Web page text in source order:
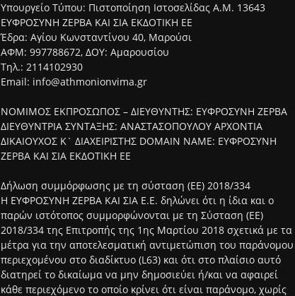
Υπουργείο Τύπου: Πιστοποίηση Ιστοσελίδας Α.Μ. 13643
ΕΥΦΡΟΣΥΝΗ ΖΕΡΒΑ ΚΑΙ ΣΙΑ ΕΚΔΟΤΙΚΗ ΕΕ
Έδρα: Αγίου Κωνσταντίνου 40, Μαρούσι
ΑΦΜ: 997788672, ΔΟΥ: Αμαρουσίου
Τηλ.: 2114102930
Email: info@athmonionvima.gr
ΝΟΜΙΜΟΣ ΕΚΠΡΟΣΩΠΟΣ – ΔΙΕΥΘΥΝΤΗΣ: ΕΥΦΡΟΣΥΝΗ ΖΕΡΒΑ
ΔΙΕΥΘΥΝΤΡΙΑ ΣΥΝΤΑΞΗΣ: ΑΝΑΣΤΑΣΟΠΟΥΛΟΥ ΑΡΧΟΝΤΙΑ
ΔΙΚΑΙΟΥΧΟΣ Κ` ΔΙΑΧΕΙΡΙΣΤΗΣ DOMAIN NAME: ΕΥΦΡΟΣΥΝΗ
ΖΕΡΒΑ ΚΑΙ ΣΙΑ ΕΚΔΟΤΙΚΗ ΕΕ
Δήλωση συμμόρφωσης με τη σύσταση (ΕΕ) 2018/334
Η ΕΥΦΡΟΣΥΝΗ ΖΕΡΒΑ ΚΑΙ ΣΙΑ Ε.Ε. δηλώνει ότι η ίδια και ο
παρών ιστότοπος συμμορφώνονται με τη Σύσταση (ΕΕ)
2018/334 της Επιτροπής της 1ης Μαρτίου 2018 σχετικά με τα
μέτρα για την αποτελεσματική αντιμετώπιση του παράνομου
περιεχομένου στο διαδίκτυο (L63) και ότι στο πλαίσιο αυτό
διατηρεί το δικαίωμα να μην δημοσιεύει ή/και να αφαιρεί
κάθε περιεχόμενο το οποίο κρίνει ότι είναι παράνομο, χωρίς